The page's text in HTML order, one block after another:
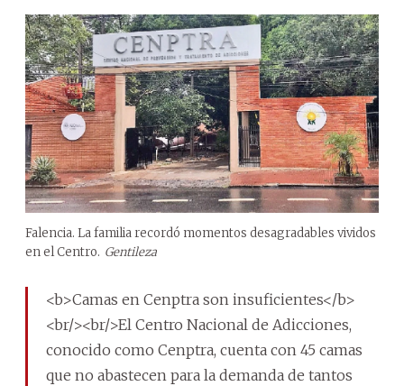
Falencia. La familia recordó momentos desagradables vividos
en el Centro. Gentileza
<b>Camas en Cenptra son insuficientes</b>
<br/><br/>El Centro Nacional de Adicciones,
conocido como Cenptra, cuenta con 45 camas
que no abastecen para la demanda de tantos